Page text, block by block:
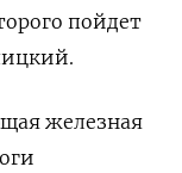
пойдет
железная